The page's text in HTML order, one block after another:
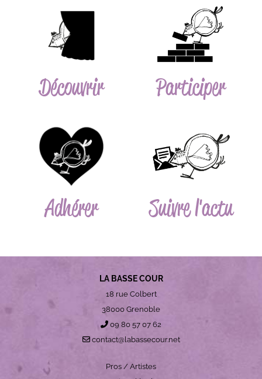
Découvrir Participer
Adhérer Suivre l'actu
LA BASSE COUR
18 rue Colbert
38000 Grenoble
09 80 57 07 62
contact@labassecour.net
Pros / Artistes